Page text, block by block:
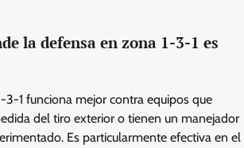
la defensa en zona 1-3-1 es
3-1 funciona mejor contra equipos que
del tiro exterior o tienen un manejador
Es particularmente efectiva en el